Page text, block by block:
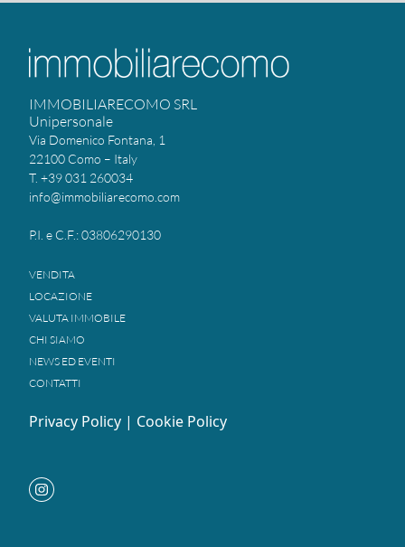
IMMOBILIARECOMO SRL
Unipersonale
Via Domenico Fontana, 1
22100 Como – Italy
T. +39 031 260034
info@immobiliarecomo.com
P.I. e C.F.: 03806290130
VENDITA
LOCAZIONE
VALUTA IMMOBILE
CHI SIAMO
NEWS ED EVENTI
CONTATTI
Privacy Policy | Cookie Policy